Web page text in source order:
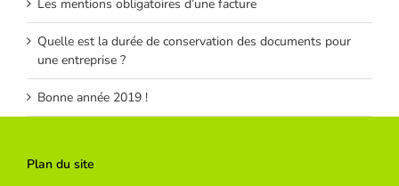
Les mentions obligatoires d’une facture
Quelle est la durée de conservation des documents pour
une entreprise ?
Bonne année 2019 !
Plan du site